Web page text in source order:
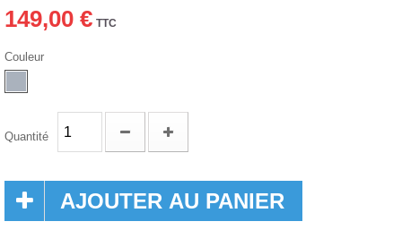
149,00 € TTC
Couleur
Quantité
AJOUTER AU PANIER